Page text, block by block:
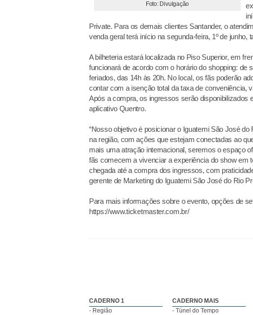
Foto: Divulgação
Private. Para os demais clientes Santander, o
venda geral terá início na segunda-feira, 1º de junho,
A bilheteria estará localizada no Piso Superior, em
funcionará de acordo com o horário do shopping: de
feriados, das 14h às 20h. No local, os fãs poderão
contar com a isenção total da taxa de conveniência,
Após a compra, os ingressos serão disponibilizados
aplicativo Quentro.
“Nosso objetivo é posicionar o Iguatemi São José
na região, com ações que estejam conectadas ao
mais uma atração internacional, seremos o espaço
fãs comecem a vivenciar a experiência do show em
chegada até a compra dos ingressos, com
gerente de Marketing do Iguatemi São José do Rio
Para mais informações sobre o evento, opções de
https://www.ticketmaster.com.br/
CADERNO 1
- Região
CADERNO MAIS
- Túnel do Tempo